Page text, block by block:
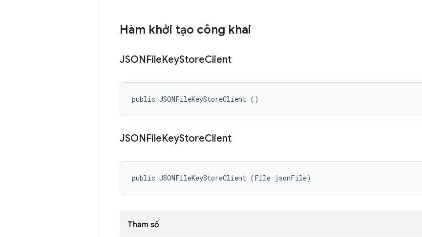
Hàm khởi tạo công khai
JSONFileKeyStoreClient
public JSONFileKeyStoreClient ()
JSONFileKeyStoreClient
public JSONFileKeyStoreClient (File jsonFile)
Tham số